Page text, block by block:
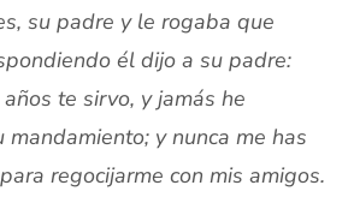
su padre y le rogaba que
él dijo a su padre:
te sirvo, y jamás he
y nunca me has
regocijarme con mis amigos.